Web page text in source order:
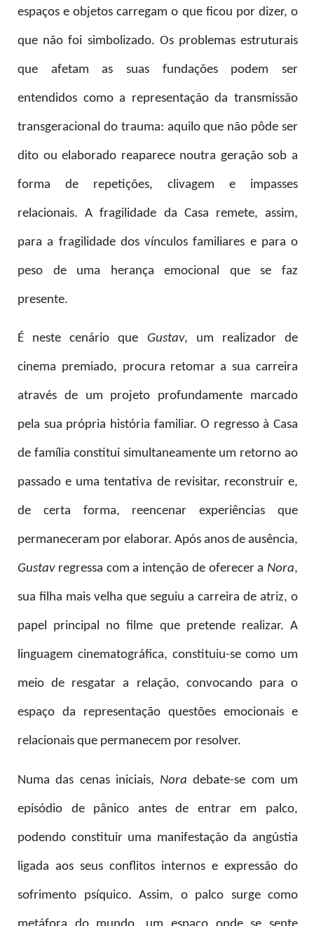
espaços e objetos carregam o que ficou por dizer, o
que não foi simbolizado. Os problemas estruturais
que afetam as suas fundações podem ser
entendidos como a representação da transmissão
transgeracional do trauma: aquilo que não pôde ser
dito ou elaborado reaparece noutra geração sob a
forma de repetições, clivagem e impasses
relacionais. A fragilidade da Casa remete, assim,
para a fragilidade dos vínculos familiares e para o
peso de uma herança emocional que se faz
presente.
É neste cenário que Gustav, um realizador de
cinema premiado, procura retomar a sua carreira
através de um projeto profundamente marcado
pela sua própria história familiar. O regresso à Casa
de família constitui simultaneamente um retorno ao
passado e uma tentativa de revisitar, reconstruir e,
de certa forma, reencenar experiências que
permaneceram por elaborar. Após anos de ausência,
Gustavregressa com a intenção de oferecer a Nora,
sua filha mais velha que seguiu a carreira de atriz, o
papel principal no filme que pretende realizar. A
linguagem cinematográfica, constituiu-se como um
meio de resgatar a relação, convocando para o
espaço da representação questões emocionais e
relacionais que permanecem por resolver.
Numa das cenas iniciais, Nora debate-se com um
episódio de pânico antes de entrar em palco,
podendo constituir uma manifestação da angústia
ligada aos seus conflitos internos e expressão do
sofrimento psíquico. Assim, o palco surge como